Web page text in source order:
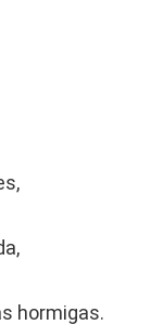
hormigas.